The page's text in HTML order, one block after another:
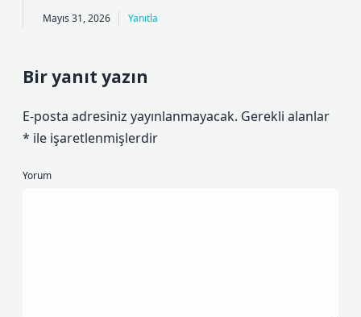
Mayıs 31, 2026 Yanıtla
Bir yanıt yazın
E-posta adresiniz yayınlanmayacak. Gerekli alanlar
* ile işaretlenmişlerdir
Yorum